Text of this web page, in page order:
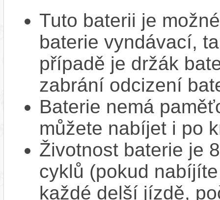
Tuto baterii je
baterie vyndávací,
případě je držák
zabrání odcizení
Baterie nemá
můžete nabíjet i po
Životnost baterie je
cyklů (pokud
každé delší jízdě,